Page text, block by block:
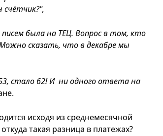
была на ТЕЦ. Вопрос в том, кто
сказать, что в декабре мы
стало 62! И ни одного ответа на
исходя из среднемесячной
такая разница в платежах?